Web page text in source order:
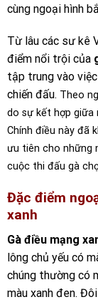
cùng ngoại hình
Từ lâu các sư kê
điểm nổi trội của
tập trung vào
chiến đấu. Theo
do sự kết hợp giữa
Chính điều này đã
ưu tiên cho những
cuộc thi đấu gà
Đặc điểm
xanh
Gà điều mạng
lông chủ yếu có
chúng thường có
màu xanh đen.